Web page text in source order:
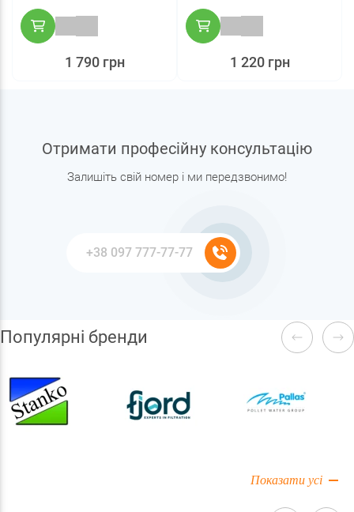
1 790 грн 1 220 грн
Отримати професійну консультацію
Залишіть свій номер і ми передзвонимо!
Популярні бренди
Показати усі